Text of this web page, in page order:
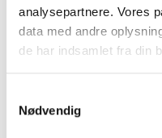
analysepartnere. Vores
data med andre
de har indsamlet fra din
Nødvendig